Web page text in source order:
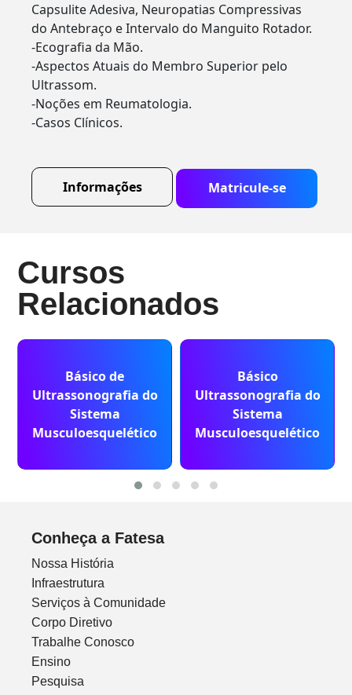
Capsulite Adesiva, Neuropatias Compressivas
do Antebraço e Intervalo do Manguito Rotador.
-Ecografia da Mão.
-Aspectos Atuais do Membro Superior pelo
Ultrassom.
-Noções em Reumatologia.
-Casos Clínicos.
Informações Matricule-se
Cursos
Relacionados
Básico de
Ultrassonografia do
Sistema
Musculoesquelético
Básico
Ultrassonografia do
Sistema
Musculoesquelético
Conheça a Fatesa
Nossa História
Infraestrutura
Serviços à Comunidade
Corpo Diretivo
Trabalhe Conosco
Ensino
Pesquisa